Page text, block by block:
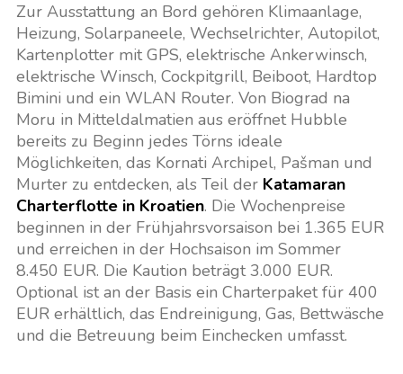
Zur Ausstattung an Bord gehören Klimaanlage,
Heizung, Solarpaneele, Wechselrichter, Autopilot,
Kartenplotter mit GPS, elektrische Ankerwinsch,
elektrische Winsch, Cockpitgrill, Beiboot, Hardtop
Bimini und ein WLAN Router. Von Biograd na
Moru in Mitteldalmatien aus eröffnet Hubble
bereits zu Beginn jedes Törns ideale
Möglichkeiten, das Kornati Archipel, Pašman und
Murter zu entdecken, als Teil der Katamaran
Charterflotte in Kroatien. Die Wochenpreise
beginnen in der Frühjahrsvorsaison bei 1.365 EUR
und erreichen in der Hochsaison im Sommer
8.450 EUR. Die Kaution beträgt 3.000 EUR.
Optional ist an der Basis ein Charterpaket für 400
EUR erhältlich, das Endreinigung, Gas, Bettwäsche
und die Betreuung beim Einchecken umfasst.